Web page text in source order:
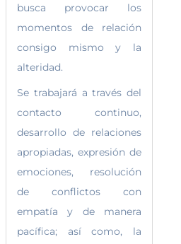
busca provocar los
momentos de relación
consigo mismo y la
alteridad.
Se trabajará a través del
contacto continuo,
desarrollo de relaciones
apropiadas, expresión de
emociones, resolución
de conflictos con
empatía y de manera
pacífica; así como, la